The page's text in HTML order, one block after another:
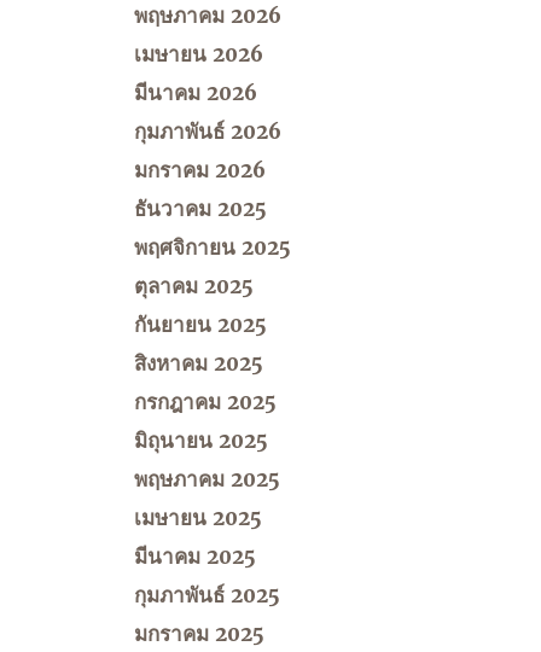
พฤษภาคม 2026
เมษายน 2026
มีนาคม 2026
กุมภาพันธ์ 2026
มกราคม 2026
ธันวาคม 2025
พฤศจิกายน 2025
ตุลาคม 2025
กันยายน 2025
สิงหาคม 2025
กรกฎาคม 2025
มิถุนายน 2025
พฤษภาคม 2025
เมษายน 2025
มีนาคม 2025
กุมภาพันธ์ 2025
มกราคม 2025